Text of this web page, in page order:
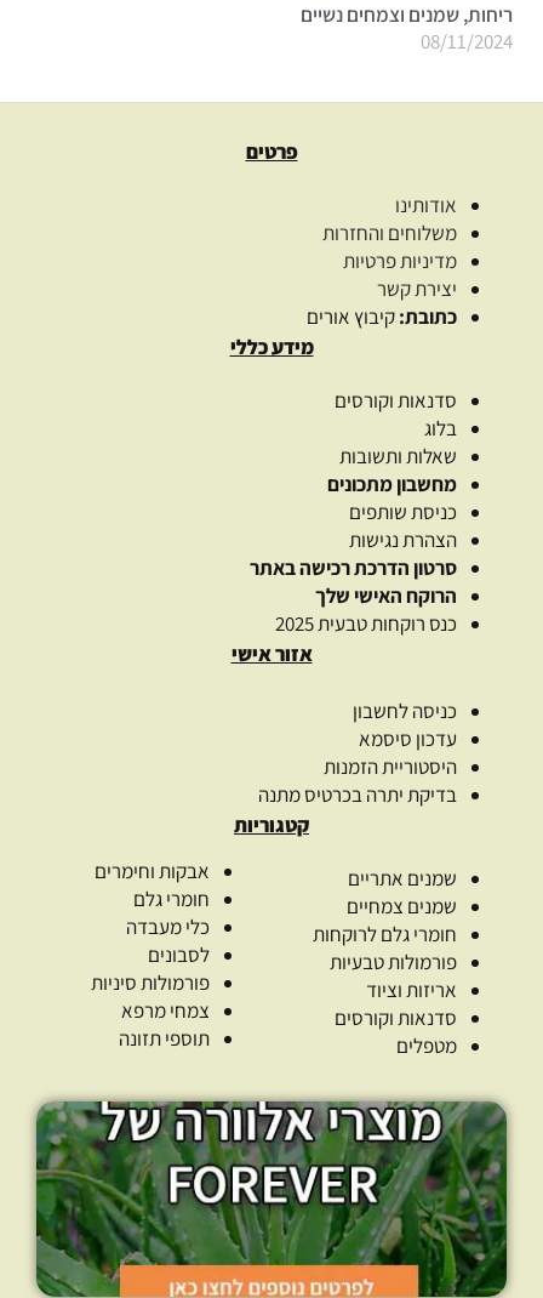
ריחות, שמנים וצמחים נשיים
08/11/2024
פרטים
אודותינו
משלוחים והחזרות
מדיניות פרטיות
יצירת קשר
כתובת:קיבוץ אורים
מידע כללי
סדנאות וקורסים
בלוג
שאלות ותשובות
מחשבון מתכונים
כניסת שותפים
הצהרת נגישות
סרטון הדרכת רכישה באתר
הרוקח האישי שלך
כנס רוקחות טבעית 2025
אזור אישי
כניסה לחשבון
עדכון סיסמא
היסטוריית הזמנות
בדיקת יתרה בכרטיס מתנה
קטגוריות
שמנים אתריים
שמנים צמחיים
חומרי גלם לרוקחות
פורמולות טבעיות
אריזות וציוד
סדנאות וקורסים
מטפלים
אבקות וחימרים
חומרי גלם
כלי מעבדה
לסבונים
פורמולות סיניות
צמחי מרפא
תוספי תזונה